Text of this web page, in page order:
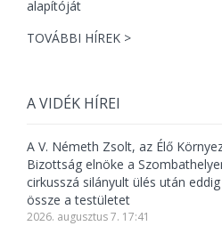
TOVÁBBI HÍREK >
A VIDÉK HÍREI
A V. Németh Zsolt, az Élő
Bizottság elnöke a
cirkusszá silányult ülés után
össze a testületet
2026. augusztus 7. 17:41